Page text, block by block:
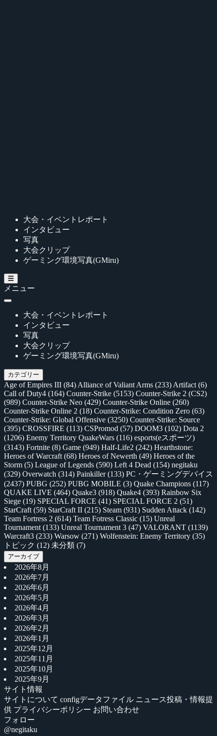
大会・イベントレポート
インタビュー
写真
大会クリップ
ゲーミング環境写真(GMiru)
メニュー
大会・イベントレポート
インタビュー
写真
大会クリップ
ゲーミング環境写真(GMiru)
カテゴリー
Age of Empires III (84) Alliance of Valiant Arms (233) Artifact (6)
Call of Duty4 (164) Counter-Strike (5153) Counter-Strike 2 (CS2)
(989) Counter-Strike Neo (429) Counter-Strike Online (260)
Counter-Strike Online 2 (18) Counter-Strike: Condition Zero (63)
Counter-Strike: Global Offensive (3250) Counter-Strike: Source
(395) CROSSFIRE (113) CSPromod (57) DOOM3 (102) Dota 2
(1206) Enemy Territory QuakeWars (116) esports(eスポーツ)
(3143) Fortnite (8) Game (949) Half-Life2 (242) Hearthstone:
Heroes of Warcraft (68) Heroes of Newerth (49) Heroes of the
Storm (5) League of Legends (590) Left 4 Dead (154) negitaku
(329) Overwatch (314) Painkiller(133) PC・ゲーミングデバイス
(2437) PUBG (252) PUBG MOBILE (3) Quake Champions (117)
QUAKE LIVE (464) Quake3 (918) Quake4 (393) Rainbow Six
Siege (19) SPECIAL FORCE (41) SPECIAL FORCE 2 (51)
StarCraft (59) StarCraft II (215) Steam (931) Sudden Attack (142)
Team Fortress 2 (614) Team Fotress Classic (15) Unreal
Tournament (133) Unreal Tournament 3 (47) VALORANT (1139)
Warcraft3 (233) Warsow (271) Wolfenstein: Enemy Territory (35)
トピック (12) 未分類 (7)
アーカイブ
2026年8月
2026年7月
2026年6月
2026年5月
2026年4月
2026年3月
2026年2月
2026年1月
2025年12月
2025年11月
2025年10月
2025年9月
サイト情報
サイトについて configデータファイル ニュース投稿・情報提
供 プライバシーポリシー お問い合わせ
フォロー
@negitaku